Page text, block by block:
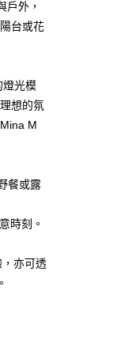
戶外，
台或花
燈光模
想的氛
M
餐或露
時刻。
亦可透